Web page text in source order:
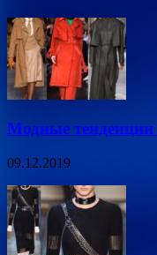
Модные тенденции
09.12.2019